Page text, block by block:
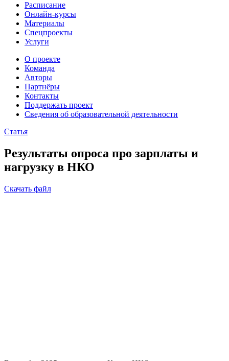
Расписание
Онлайн-курсы
Материалы
Спецпроекты
Услуги
О проекте
Команда
Авторы
Партнёры
Контакты
Поддержать проект
Сведения об образовательной деятельности
Статья
Результаты опроса про зарплаты и
нагрузку в НКО
Скачать файл